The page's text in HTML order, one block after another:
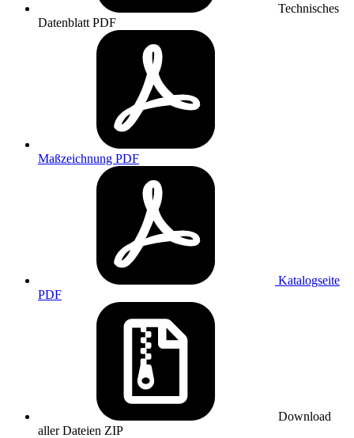
Technisches
Datenblatt PDF
Maßzeichnung PDF
Katalogseite
PDF
Download
aller Dateien ZIP